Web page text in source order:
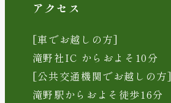
アクセス
[車でお越しの方]
滝野社IC からおよそ10分
[公共交通機関でお越しの方]
滝野駅からおよそ徒歩16分